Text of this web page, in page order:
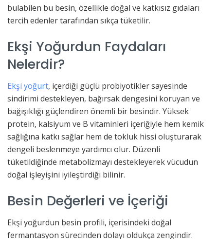
bulabilen bu besin, özellikle doğal ve katkısız gıdaları
tercih edenler tarafından sıkça tüketilir.
Ekşi Yoğurdun Faydaları
Nelerdir?
Ekşi yoğurt, içerdiği güçlü probiyotikler sayesinde
sindirimi destekleyen, bağırsak dengesini koruyan ve
bağışıklığı güçlendiren önemli bir besindir. Yüksek
protein, kalsiyum ve B vitaminleri içeriğiyle hem kemik
sağlığına katkı sağlar hem de tokluk hissi oluşturarak
dengeli beslenmeye yardımcı olur. Düzenli
tüketildiğinde metabolizmayı destekleyerek vücudun
doğal işleyişini iyileştirdiği bilinir.
Besin Değerleri ve İçeriği
Ekşi yoğurdun besin profili, içerisindeki doğal
fermantasyon sürecinden dolayı oldukça zengindir.